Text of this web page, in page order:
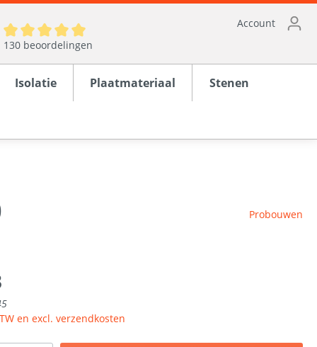
130 beoordelingen
Account
Isolatie Plaatmateriaal Stenen
Probouwen
en excl. verzendkosten